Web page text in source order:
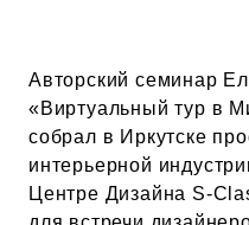
Авторский семинар
«Виртуальный тур в
собрал в Иркутске
интерьерной
Центре Дизайна S-